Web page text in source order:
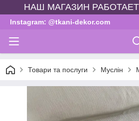
НАШ МАГАЗИН РАБОТАЕТ
Instagram: @tkani-dekor.com
Товари та послуги Муслін